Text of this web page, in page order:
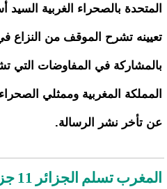
المتحدة بالصحراء الغربية السيد
تعيينه تشرح الموقف من النزاع
بالمشاركة في المفاوضات التي
المملكة المغربية وممثلي
عن تأخر نشر الرسالة.